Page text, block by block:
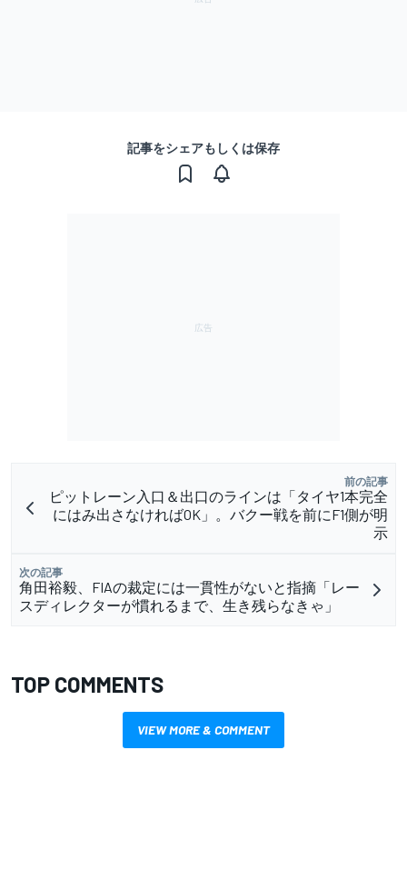
記事をシェアもしくは保存
前の記事
ピットレーン入口＆出口のラインは「タイヤ1本完全
にはみ出さなければOK」。バクー戦を前にF1側が明
示
次の記事
角田裕毅、FIAの裁定には一貫性がないと指摘「レー
スディレクターが慣れるまで、生き残らなきゃ」
TOP COMMENTS
VIEW MORE & COMMENT